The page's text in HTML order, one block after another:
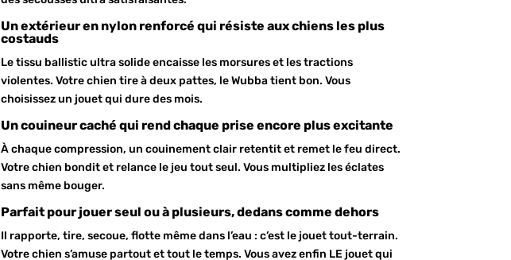
Un extérieur en nylon renforcé qui résiste aux chiens les plus
costauds
Le tissu ballistic ultra solide encaisse les morsures et les tractions
violentes. Votre chien tire à deux pattes, le Wubba tient bon. Vous
choisissez un jouet qui dure des mois.
Un couineur caché qui rend chaque prise encore plus excitante
À chaque compression, un couinement clair retentit et remet le feu direct.
Votre chien bondit et relance le jeu tout seul. Vous multipliez les éclates
sans même bouger.
Parfait pour jouer seul ou à plusieurs, dedans comme dehors
Il rapporte, tire, secoue, flotte même dans l’eau : c’est le jouet tout-terrain.
Votre chien s’amuse partout et tout le temps. Vous avez enfin LE jouet qui